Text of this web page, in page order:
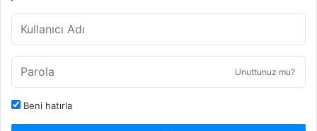
Unuttunuz mu?
Beni hatırla